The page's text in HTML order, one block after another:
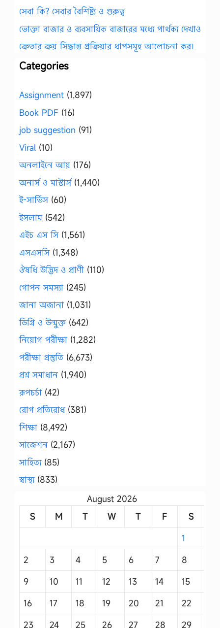
সেবা কি? সেবার বৈশিষ্ট্য ও গুরুত্ব
ভোক্তা বাজার ও ব্যবসায়িক বাজারের মধ্যে পার্থক্য দেখাও
ক্রেতার ক্রয় সিদ্ধান্ত প্রক্রিয়ার ধাপসমূহ আলোচনা কর।
Categories
Assignment (1,897)
Book PDF (16)
job suggestion (91)
Viral (10)
অনলাইনে আয় (176)
অনার্স ও মাস্টার্স(1,440)
ই-সার্ভিস(60)
ইসলাম(542)
এইচ এস সি(1,561)
এসএসসি(1,348)
ঔষধি উদ্ভিদ ও প্রাণী (110)
গোপন সমস্যা (245)
জানা অজানা (1,031)
ডিগ্রি ও উন্মুক্ত (642)
নিয়োগ পরীক্ষা (1,282)
পরীক্ষা প্রস্তুতি (6,673)
প্রশ্ন সমাধান (1,940)
রূপচর্চা (42)
রোগ প্রতিরোধ(381)
শিক্ষা (8,492)
সাজেশন (2,167)
সাহিত্য(85)
স্বাস্থ্য(833)
August 2026
S
M T W T F
S
1
2
3 4 5 6 7
8
9
10 11 12 13 14
15
16
17 18 19 20 21
22
23
24 25 26 27 28 29